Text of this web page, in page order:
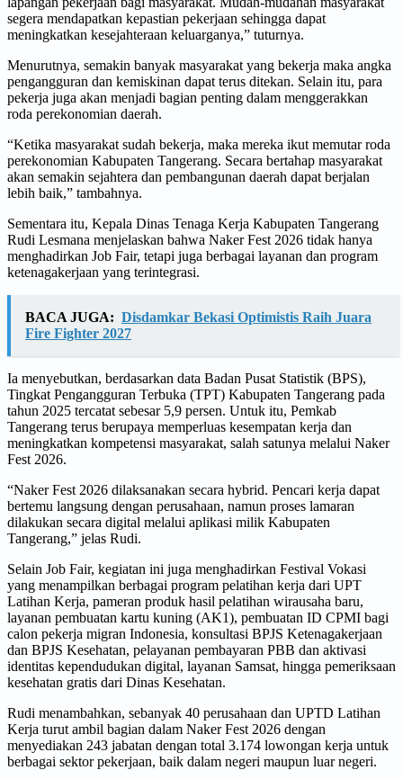
segera mendapatkan kepastian pekerjaan sehingga dapat
meningkatkan kesejahteraan keluarganya,” tuturnya.
Menurutnya, semakin banyak masyarakat yang bekerja maka angka
pengangguran dan kemiskinan dapat terus ditekan. Selain itu, para
pekerja juga akan menjadi bagian penting dalam menggerakkan
roda perekonomian daerah.
“Ketika masyarakat sudah bekerja, maka mereka ikut memutar roda
perekonomian Kabupaten Tangerang. Secara bertahap masyarakat
akan semakin sejahtera dan pembangunan daerah dapat berjalan
lebih baik,” tambahnya.
Sementara itu, Kepala Dinas Tenaga Kerja Kabupaten Tangerang
Rudi Lesmana menjelaskan bahwa Naker Fest 2026 tidak hanya
menghadirkan Job Fair, tetapi juga berbagai layanan dan program
ketenagakerjaan yang terintegrasi.
BACA JUGA: Disdamkar Bekasi Optimistis Raih Juara
Fire Fighter 2027
Ia menyebutkan, berdasarkan data Badan Pusat Statistik (BPS),
Tingkat Pengangguran Terbuka (TPT) Kabupaten Tangerang pada
tahun 2025 tercatat sebesar 5,9 persen. Untuk itu, Pemkab
Tangerang terus berupaya memperluas kesempatan kerja dan
meningkatkan kompetensi masyarakat, salah satunya melalui Naker
Fest 2026.
“Naker Fest 2026 dilaksanakan secara hybrid. Pencari kerja dapat
bertemu langsung dengan perusahaan, namun proses lamaran
dilakukan secara digital melalui aplikasi milik Kabupaten
Tangerang,” jelas Rudi.
Selain Job Fair, kegiatan ini juga menghadirkan Festival Vokasi
yang menampilkan berbagai program pelatihan kerja dari UPT
Latihan Kerja, pameran produk hasil pelatihan wirausaha baru,
layanan pembuatan kartu kuning (AK1), pembuatan ID CPMI bagi
calon pekerja migran Indonesia, konsultasi BPJS Ketenagakerjaan
dan BPJS Kesehatan, pelayanan pembayaran PBB dan aktivasi
identitas kependudukan digital, layanan Samsat, hingga pemeriksaan
kesehatan gratis dari Dinas Kesehatan.
Rudi menambahkan, sebanyak 40 perusahaan dan UPTD Latihan
Kerja turut ambil bagian dalam Naker Fest 2026 dengan
menyediakan 243 jabatan dengan total 3.174 lowongan kerja untuk
berbagai sektor pekerjaan, baik dalam negeri maupun luar negeri.